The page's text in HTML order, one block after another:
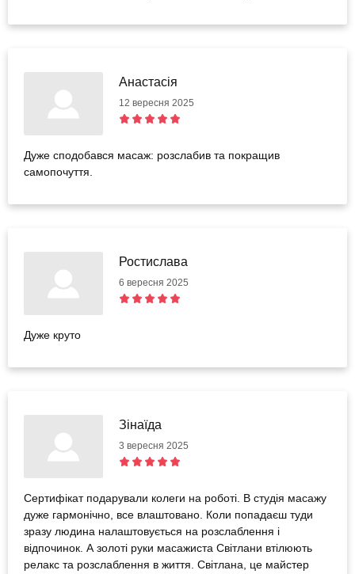
Анастасія
12 вересня 2025
Дуже сподобався масаж: розслабив та покращив
самопочуття.
Ростислава
6 вересня 2025
Дуже круто
Зінаїда
3 вересня 2025
Сертифікат подарували колеги на роботі. В студія масажу
дуже гармонічно, все влаштовано. Коли попадаєш туди
зразу людина налаштовується на розслаблення і
відпочинок. А золоті руки масажиста Світлани втілюють
релакс та розслаблення в життя. Світлана, це майстер